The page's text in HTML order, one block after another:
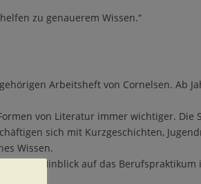
zu genauerem Wissen.“
örigen Arbeitsheft von Cornelsen. Ab
von Literatur immer wichtiger. Die
äftigen sich mit Kurzgeschichten,
Wissen.
lern im Hinblick auf das Berufspraktikum